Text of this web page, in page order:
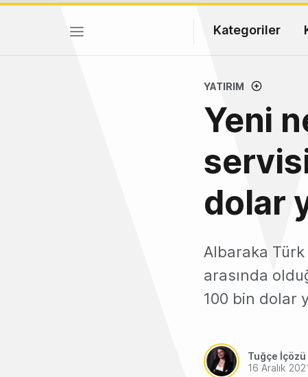
Kategoriler
YATIRIM
Yeni
dolar
Albaraka Türk
arasında
100 bin dolar
Tuğçe İçözü
16 Aralık